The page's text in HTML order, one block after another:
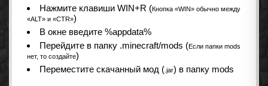
Нажмите клавиши WIN+R (Кнопка «WIN» обычно между
«ALT» и «CTR»)
В окне введите %appdata%
Перейдите в папку .minecraft/mods (Если папки mods
нет, то создайте)
Переместите скачанный мод ( .jar) в папку mods